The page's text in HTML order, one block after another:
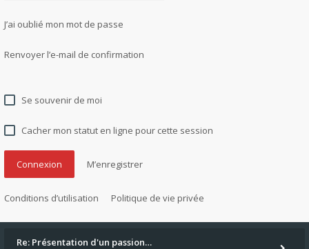
J’ai oublié mon mot de passe
Renvoyer l’e-mail de confirmation
Se souvenir de moi
Cacher mon statut en ligne pour cette session
M’enregistrer
Conditions d’utilisation Politique de vie privée
Re: Présentation d'un passion…